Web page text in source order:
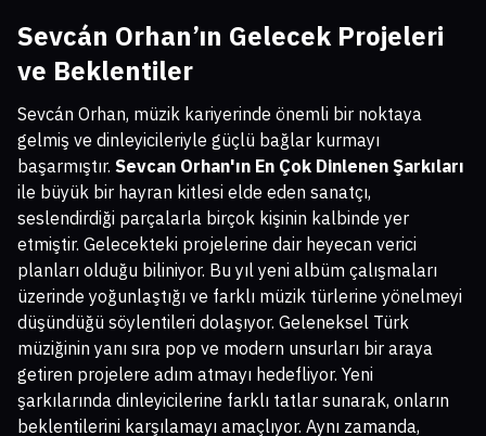
Sevcán Orhan’ın Gelecek Projeleri
ve Beklentiler
Sevcán Orhan, müzik kariyerinde önemli bir noktaya
gelmiş ve dinleyicileriyle güçlü bağlar kurmayı
başarmıştır. Sevcan Orhan'ın En Çok Dinlenen Şarkıları
ile büyük bir hayran kitlesi elde eden sanatçı,
seslendirdiği parçalarla birçok kişinin kalbinde yer
etmiştir. Gelecekteki projelerine dair heyecan verici
planları olduğu biliniyor. Bu yıl yeni albüm çalışmaları
üzerinde yoğunlaştığı ve farklı müzik türlerine yönelmeyi
düşündüğü söylentileri dolaşıyor. Geleneksel Türk
müziğinin yanı sıra pop ve modern unsurları bir araya
getiren projelere adım atmayı hedefliyor. Yeni
şarkılarında dinleyicilerine farklı tatlar sunarak, onların
beklentilerini karşılamayı amaçlıyor. Aynı zamanda,